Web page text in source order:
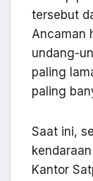
tersebut
Ancaman
undang-
paling
paling
Saat ini,
Kantor